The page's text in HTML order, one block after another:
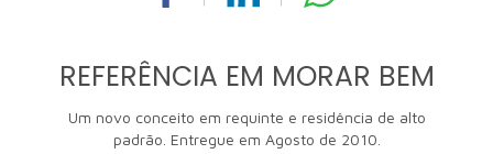
REFERÊNCIA EM MORAR BEM
Um novo conceito em requinte e residência de alto
padrão. Entregue em Agosto de 2010.